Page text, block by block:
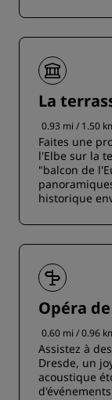
La
0.93 mi / 1.50
Faites une
l'Elbe sur la
"balcon de
historique
Opéra
0.60 mi / 0.96
Assistez à
Dresde, un
acoustique